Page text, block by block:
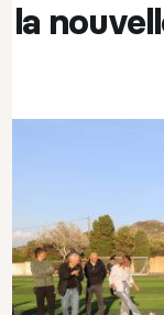
la